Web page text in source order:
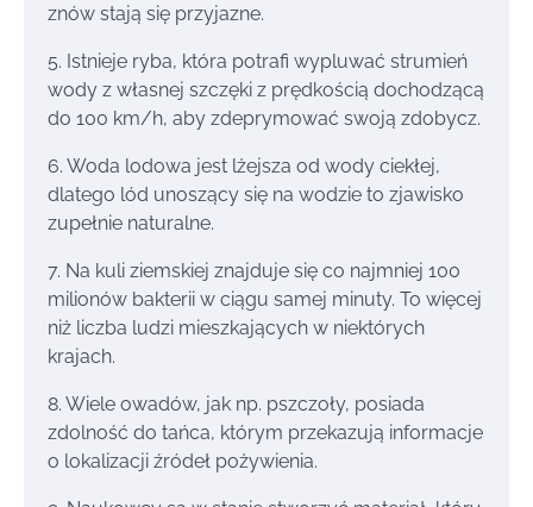
znów stają się przyjazne.
5. Istnieje ryba, która potrafi wypluwać strumień
wody z własnej szczęki z prędkością dochodzącą
do 100 km/h, aby zdeprymować swoją zdobycz.
6. Woda lodowa jest lżejsza od wody ciekłej,
dlatego lód unoszący się na wodzie to zjawisko
zupełnie naturalne.
7. Na kuli ziemskiej znajduje się co najmniej 100
milionów bakterii w ciągu samej minuty. To więcej
niż liczba ludzi mieszkających w niektórych
krajach.
8. Wiele owadów, jak np. pszczoły, posiada
zdolność do tańca, którym przekazują informacje
o lokalizacji źródeł pożywienia.